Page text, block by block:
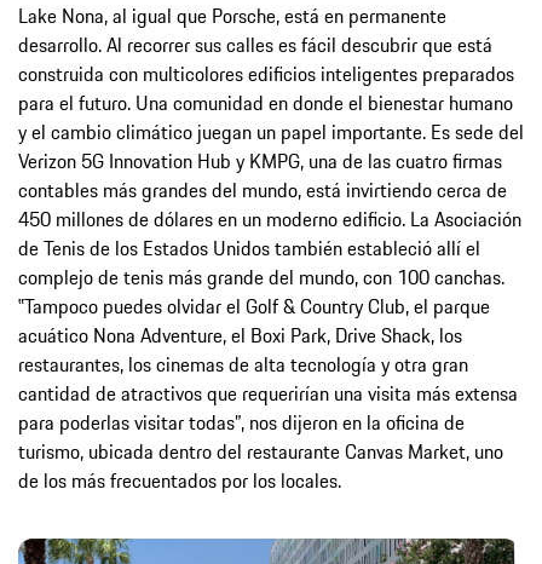
Lake Nona, al igual que Porsche, está en permanente
desarrollo. Al recorrer sus calles es fácil descubrir que está
construida con multicolores edificios inteligentes preparados
para el futuro. Una comunidad en donde el bienestar humano
y el cambio climático juegan un papel importante. Es sede del
Verizon 5G Innovation Hub y KMPG, una de las cuatro firmas
contables más grandes del mundo, está invirtiendo cerca de
450 millones de dólares en un moderno edificio. La Asociación
de Tenis de los Estados Unidos también estableció allí el
complejo de tenis más grande del mundo, con 100 canchas.
‟Tampoco puedes olvidar el Golf & Country Club, el parque
acuático Nona Adventure, el Boxi Park, Drive Shack, los
restaurantes, los cinemas de alta tecnología y otra gran
cantidad de atractivos que requerirían una visita más extensa
para poderlas visitar todas”, nos dijeron en la oficina de
turismo, ubicada dentro del restaurante Canvas Market, uno
de los más frecuentados por los locales.